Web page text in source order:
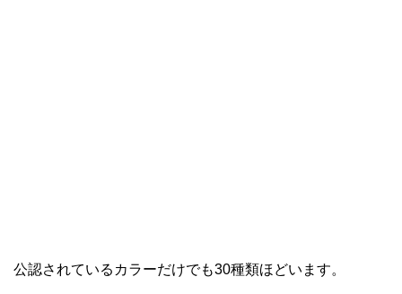
公認されているカラーだけでも30種類ほどいます。